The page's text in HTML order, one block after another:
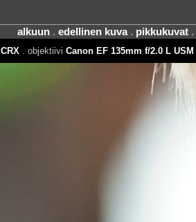
alkuun. edellinen kuva. pikkukuvat.
CRX . objektiivi Canon EF 135mm f/2.0 L USM